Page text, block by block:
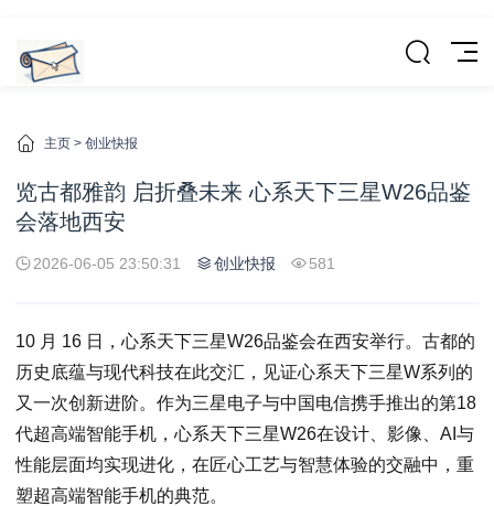
主页 > 创业快报
览古都雅韵 启折叠未来 心系天下三星W26品鉴
会落地西安
2026-06-05 23:50:31 创业快报 581
10 月 16 日，心系天下三星W26品鉴会在西安举行。古都的
历史底蕴与现代科技在此交汇，见证心系天下三星W系列的
又一次创新进阶。作为三星电子与中国电信携手推出的第18
代超高端智能手机，心系天下三星W26在设计、影像、AI与
性能层面均实现进化，在匠心工艺与智慧体验的交融中，重
塑超高端智能手机的典范。